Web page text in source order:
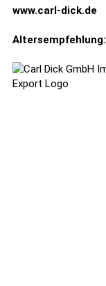
www.carl-dick.de
Altersempfehlung: